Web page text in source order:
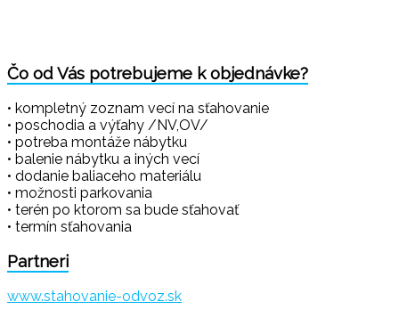
Čo od Vás potrebujeme k objednávke?
• kompletný zoznam vecí na sťahovanie
• poschodia a výťahy /NV,OV/
• potreba montáže nábytku
• balenie nábytku a iných vecí
• dodanie baliaceho materiálu
• možnosti parkovania
• terén po ktorom sa bude sťahovať
• termín sťahovania
Partneri
www.stahovanie-odvoz.sk